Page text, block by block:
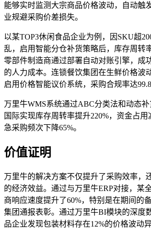
能够实时监测大宗商品价格波动，自动触
业规避采购价差损失。
以某TOP3休闲食品企业为例，因SKU超
乱，启用智能分仓补货策略后，库存周转
零部件制造商通过部署自动对账引擎，成
的人力成本。连锁餐饮集团在生鲜价格波
启用价格智能议价系统，采购合规率达
万里牛WMS系统通过ABC分类法和动态
国际实现库存周转率提升220%，资金占用
急采购频次下降65%。
价值证明
万里牛的解决方案不仅提升了采购效率，
的经济效益。通过与万里牛ERP对接，某
商响应速度提升了60%，特别是在期间的
集团通报表彰。通过万里牛BI模块的深度
品企业发现包装材料存在12%的价格波动